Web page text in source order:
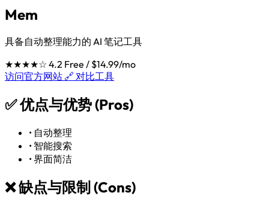
Mem
具备自动整理能力的 AI 笔记工具
★★★★☆ 4.2 Free / $14.99/mo
访问官方网站 🔗 对比工具
✅优点与优势 (Pros)
• 自动整理
• 智能搜索
•界面简洁
❌缺点与限制 (Cons)